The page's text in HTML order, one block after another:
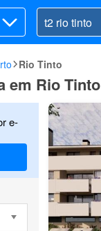
Rio Tinto
em Rio Tinto
e-